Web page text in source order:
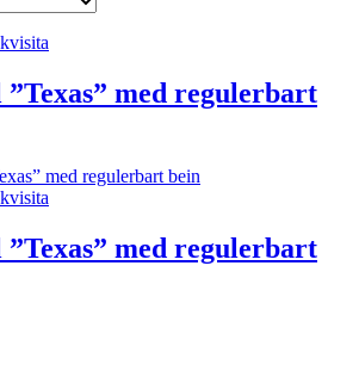
med regulerbart
med regulerbart